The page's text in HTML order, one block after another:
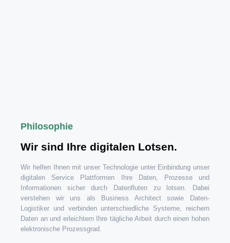
Philosophie
Wir sind Ihre digitalen Lotsen.
Wir helfen Ihnen mit unser Technologie unter Einbindung unser
digitalen Service Plattformen Ihre Daten, Prozesse und
Informationen sicher durch Datenfluten zu lotsen.
Dabei
verstehen wir uns als Business Architect sowie Daten-
Logistiker und verbinden unterschiedliche Systeme, reichern
Daten an und erleichtern Ihre tägliche Arbeit durch einen hohen
elektronische Prozessgrad.